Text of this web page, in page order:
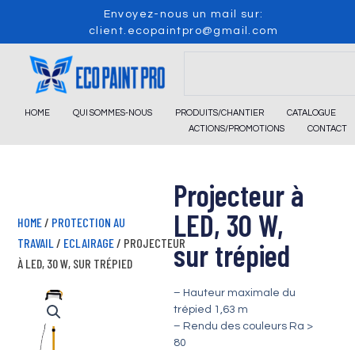
content
Envoyez-nous un mail sur:
client.ecopaintpro@gmail.com
HOME QUI SOMMES-NOUS PRODUITS/CHANTIER
CATALOGUE
ACTIONS/PROMOTIONS
CONTACT
Projecteur à
LED, 30 W,
sur trépied
– Hauteur maximale du
trépied 1,63 m
– Rendu des couleurs Ra >
80
HOME / PROTECTION AU
TRAVAIL / ECLAIRAGE / PROJECTEUR
À LED, 30 W, SUR TRÉPIED